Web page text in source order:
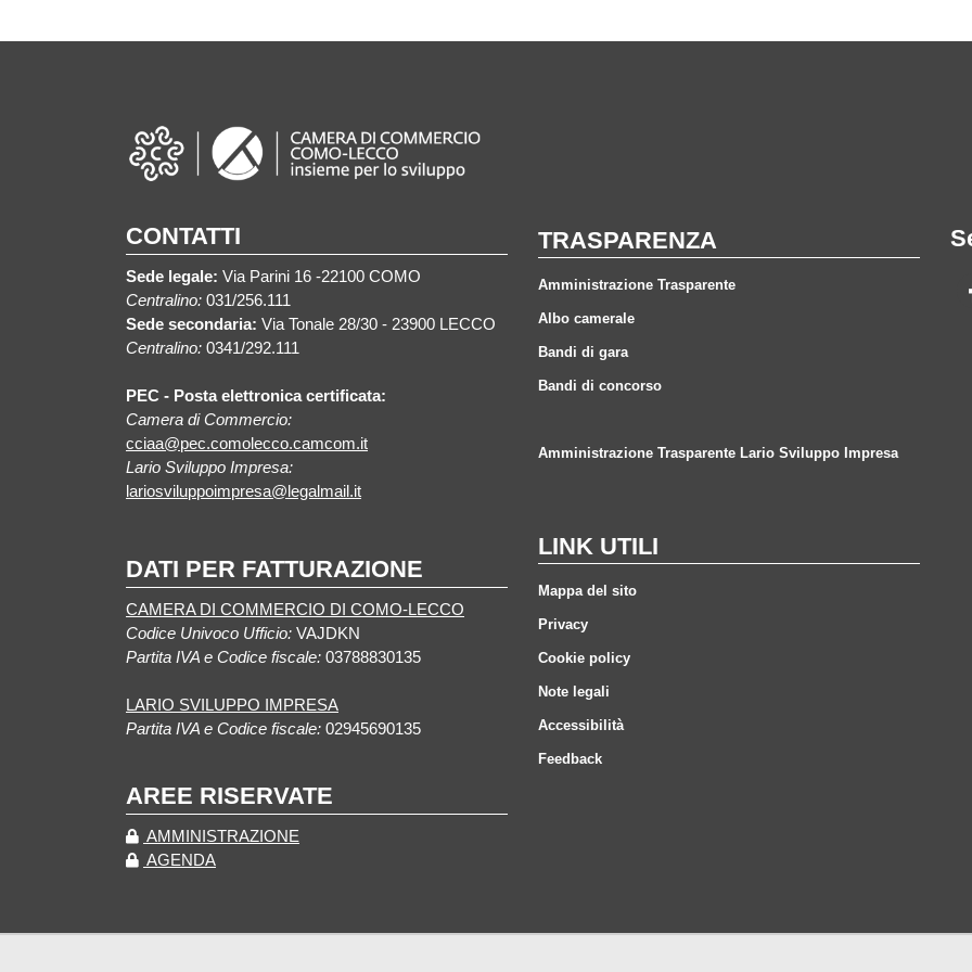
CONTATTI
Sede legale: Via Parini 16 -22100 COMO
Centralino: 031/256.111
Sede secondaria: Via Tonale 28/30 - 23900 LECCO
Centralino: 0341/292.111
PEC - Posta elettronica certificata:
Camera di Commercio:
cciaa@pec.comolecco.camcom.it
Lario Sviluppo Impresa:
lariosviluppoimpresa@legalmail.it
DATI PER FATTURAZIONE
CAMERA DI COMMERCIO DI COMO-LECCO
Codice Univoco Ufficio: VAJDKN
Partita IVA e Codice fiscale: 03788830135
LARIO SVILUPPO IMPRESA
Partita IVA e Codice fiscale: 02945690135
AREE RISERVATE
AMMINISTRAZIONE
AGENDA
TRASPARENZA
Amministrazione Trasparente
Albo camerale
Bandi di gara
Bandi di concorso
Amministrazione Trasparente Lario Sviluppo Impresa
LINK UTILI
Mappa del sito
Privacy
Cookie policy
Note legali
Accessibilità
Feedback